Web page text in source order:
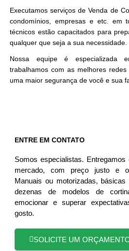
Executamos serviços de Venda de
condomínios, empresas e etc. em
técnicos estão capacitados para
qualquer que seja a sua necessidade.
Nossa equipe é especializada
trabalhamos com as melhores
uma maior segurança de você e sua
ENTRE EM CONTATO
Somos especialistas.
mercado, com preço justo e o
Manuais ou motorizadas,
dezenas de modelos de
emocionar e superar
gosto.
SOLICITE UM